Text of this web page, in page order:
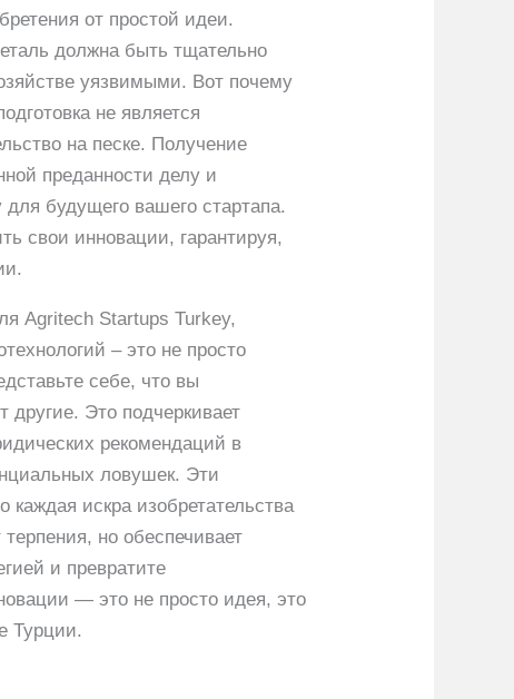
от простой идеи.
должна быть тщательно
уязвимыми. Вот почему
не является
на песке. Получение
преданности делу и
будущего вашего стартапа.
свои инновации, гарантируя,
Agritech Startups Turkey,
– это не просто
себе, что вы
другие. Это подчеркивает
рекомендаций в
ловушек. Эти
искра изобретательства
но обеспечивает
и превратите
— это не просто идея, это
Турции.